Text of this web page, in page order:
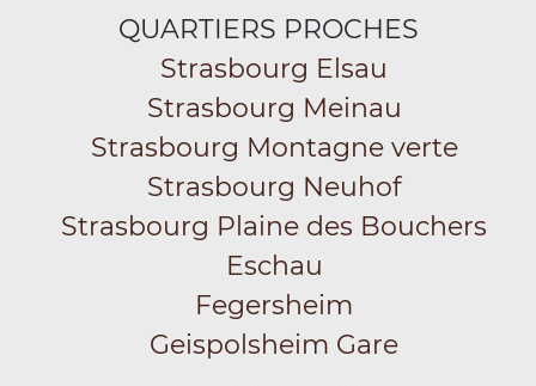
QUARTIERS PROCHES
Strasbourg Elsau
Strasbourg Meinau
Strasbourg Montagne verte
Strasbourg Neuhof
Strasbourg Plaine des Bouchers
Eschau
Fegersheim
Geispolsheim Gare